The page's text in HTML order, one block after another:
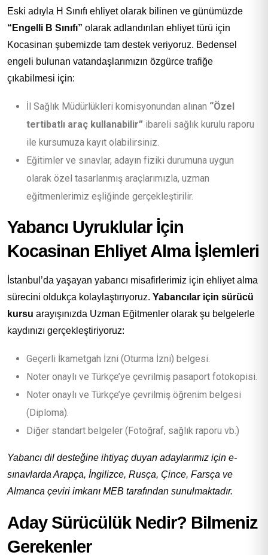
Eski adıyla H Sınıfı ehliyet olarak bilinen ve günümüzde
“Engelli B Sınıfı” olarak adlandırılan ehliyet türü için
Kocasinan şubemizde tam destek veriyoruz. Bedensel
engeli bulunan vatandaşlarımızın özgürce trafiğe
çıkabilmesi için:
İl Sağlık Müdürlükleri komisyonundan alınan “Özel
tertibatlı araç kullanabilir” ibareli sağlık kurulu raporu
ile kursumuza kayıt olabilirsiniz.
Eğitimler ve sınavlar, adayın fiziki durumuna uygun
olarak özel tasarlanmış araçlarımızla, uzman
eğitmenlerimiz eşliğinde gerçekleştirilir.
Yabancı Uyruklular İçin
Kocasinan Ehliyet Alma İşlemleri
İstanbul’da yaşayan yabancı misafirlerimiz için ehliyet alma
sürecini oldukça kolaylaştırıyoruz. Yabancılar için sürücü
kursu arayışınızda Uzman Eğitmenler olarak şu belgelerle
kaydınızı gerçekleştiriyoruz:
Geçerli İkametgah İzni (Oturma İzni) belgesi.
Noter onaylı ve Türkçe’ye çevrilmiş pasaport fotokopisi.
Noter onaylı ve Türkçe’ye çevrilmiş öğrenim belgesi
(Diploma).
Diğer standart belgeler (Fotoğraf, sağlık raporu vb.)
Yabancı dil desteğine ihtiyaç duyan adaylarımız için e-
sınavlarda Arapça, İngilizce, Rusça, Çince, Farsça ve
Almanca çeviri imkanı MEB tarafından sunulmaktadır.
Aday Sürücülük Nedir? Bilmeniz
Gerekenler